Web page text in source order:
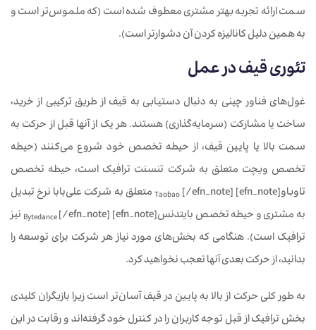
سمت ارائه تجربه بهتر مشتری معطوف شده است (که ملموس‌تر است و
به همین دلیل کانالیزه کردن آن دشوارتر است).
تئوری قیف در عمل
غول‌های فناور چینی به دنبال دستیابی به قیف از طریق ترکیبی از خرید،
ساخت یا مشارکت (سرمایه‌گذاری) هستند. هر یک از آنها قبل از حرکت به
سمت بالا یا پایین قیف، از حیطه تخصص خود شروع می‌کنند (حیطه
تخصص ویچت متعلق به شرکت تنسنت ترافیک است، حیطه تخصص
تاوباو[efn_note]
Taobao [/efn_note] متعلق به شرکت علی‌بابا نرخ تبدیل
به مشتری و حیطه تخصص بایتدنس[efn_note]
Bytedance [/efn_note] نیز
ترافیک است). هنگامی که بخش‌های مورد نیاز هر شرکت برای توسعه را
بدانید، از حرکت بعدی آنها تعجب نخواهید کرد.
به طور کلی حرکت از بالا به پایین در قیف آسان‌تر است زیرا بازیگران کلیدی
بخش ترافیک از قبل توجه کاربران را در کنترل خود گرفته‌اند و رقابت در این